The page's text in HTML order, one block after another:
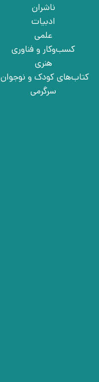
ناشران
ادبیات
علمی
کسب‌وکار و فناوری
هنری
کتاب‌های کودک و نوجوان
سرگرمی